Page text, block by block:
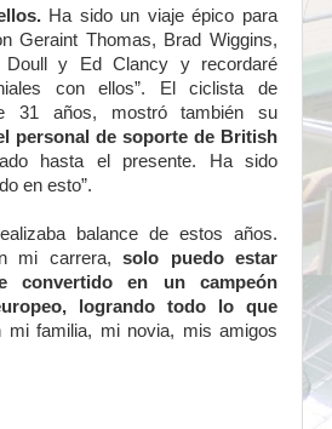
Ha sido un viaje épico para
Geraint Thomas, Brad Wiggins,
Doull y Ed Clancy y recordaré
con ellos”. El ciclista de
31 años, mostró también su
personal de soporte de British
hasta el presente. Ha sido
en esto”.
balance de estos años.
mi carrera,solo puedo estar
convertido en un campeón
logrando todo lo que
familia, mi novia, mis amigos